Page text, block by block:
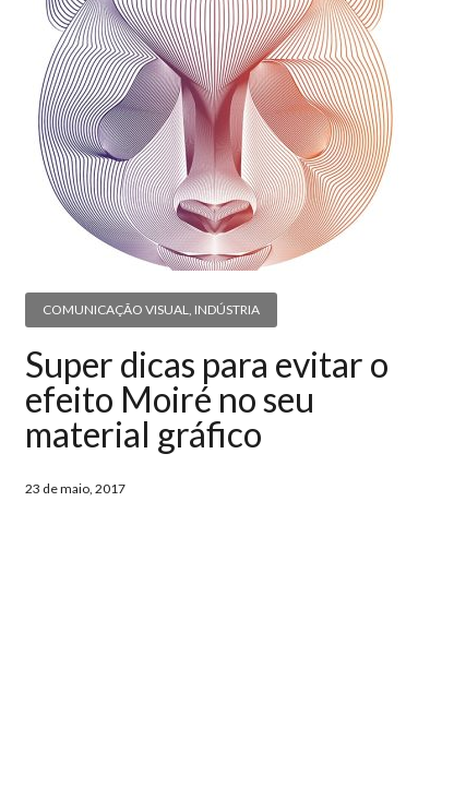
COMUNICAÇÃO VISUAL, INDÚSTRIA
Super dicas para evitar o
efeito Moiré no seu
material gráfico
23 de maio, 2017